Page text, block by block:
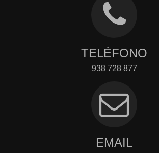
TELÉFONO
938 728 877
EMAIL